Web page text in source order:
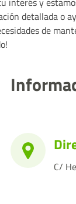
detallada o
de
C/